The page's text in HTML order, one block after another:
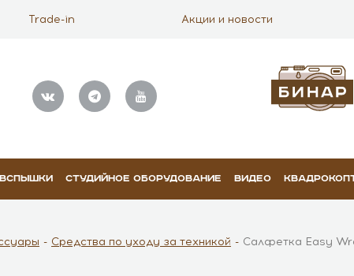
Trade-in Акции и новости
ВСПЫШКИ СТУДИЙНОЕ ОБОРУДОВАНИЕ ВИДЕО
Средства по уходу за техникой Салфетка Easy